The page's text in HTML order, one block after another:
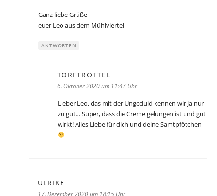
Ganz liebe Grüße
euer Leo aus dem Mühlviertel
ANTWORTEN
TORFTROTTEL
6. Oktober 2020 um 11:47 Uhr
Lieber Leo, das mit der Ungeduld kennen wir ja nur
zu gut… Super, dass die Creme gelungen ist und gut
wirkt! Alles Liebe für dich und deine Samtpfötchen
ULRIKE
17. Dezember 2020 um 18:15 Uhr